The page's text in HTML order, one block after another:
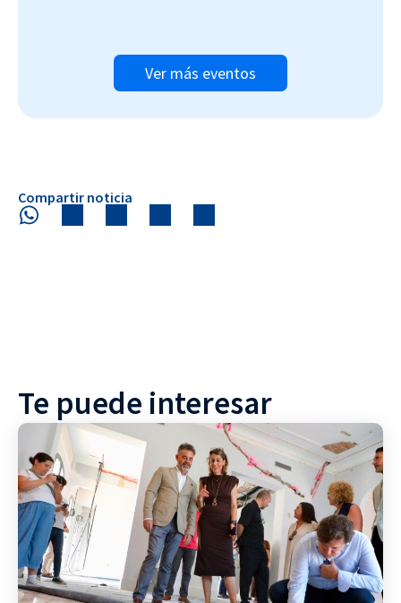
Ver más eventos
Compartir noticia
Te puede interesar